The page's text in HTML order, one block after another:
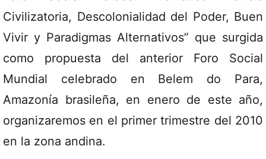
Civilizatoria, Descolonialidad del Poder, Buen
Vivir y Paradigmas Alternativos” que surgida
como propuesta del anterior Foro Social
Mundial celebrado en Belem do Para,
Amazonía brasileña, en enero de este año,
organizaremos en el primer trimestre del 2010
en la zona andina.